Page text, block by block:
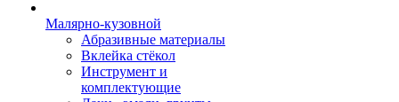
Малярно-кузовной
Абразивные материалы
Вклейка стёкол
Инструмент и
комплектующие